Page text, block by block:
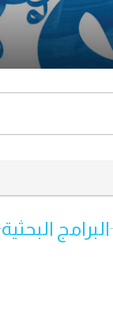
البرامج البحثية